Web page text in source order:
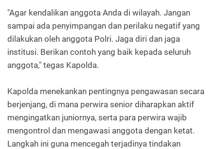
"Agar kendalikan anggota Anda di wilayah. Jangan
sampai ada penyimpangan dan perilaku negatif yang
dilakukan oleh anggota Polri. Jaga diri dan jaga
institusi. Berikan contoh yang baik kepada seluruh
anggota," tegas Kapolda.
Kapolda menekankan pentingnya pengawasan secara
berjenjang, di mana perwira senior diharapkan aktif
mengingatkan juniornya, serta para perwira wajib
mengontrol dan mengawasi anggota dengan ketat.
Langkah ini guna mencegah terjadinya tindakan